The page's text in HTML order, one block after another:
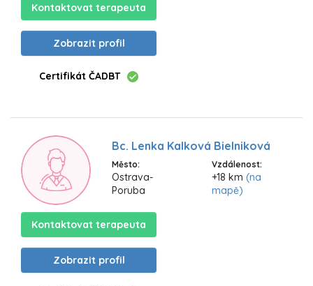
Kontaktovat terapeuta
Zobrazit profil
Certifikát ČADBT
Bc. Lenka Kalková Bielniková
Město:
Ostrava-
Poruba
Vzdálenost:
+18 km (na
mapě)
Kontaktovat terapeuta
Zobrazit profil